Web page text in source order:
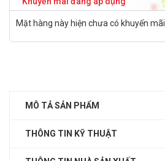
Mặt hàng này hiện chưa có khuyến mãi
MÔ TẢ SẢN PHẨM
THÔNG TIN KỸ THUẬT